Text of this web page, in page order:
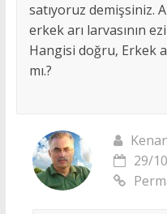
satıyoruz demişsiniz.
erkek arı larvasının
Hangisi doğru, Erkek
mı.?
29/